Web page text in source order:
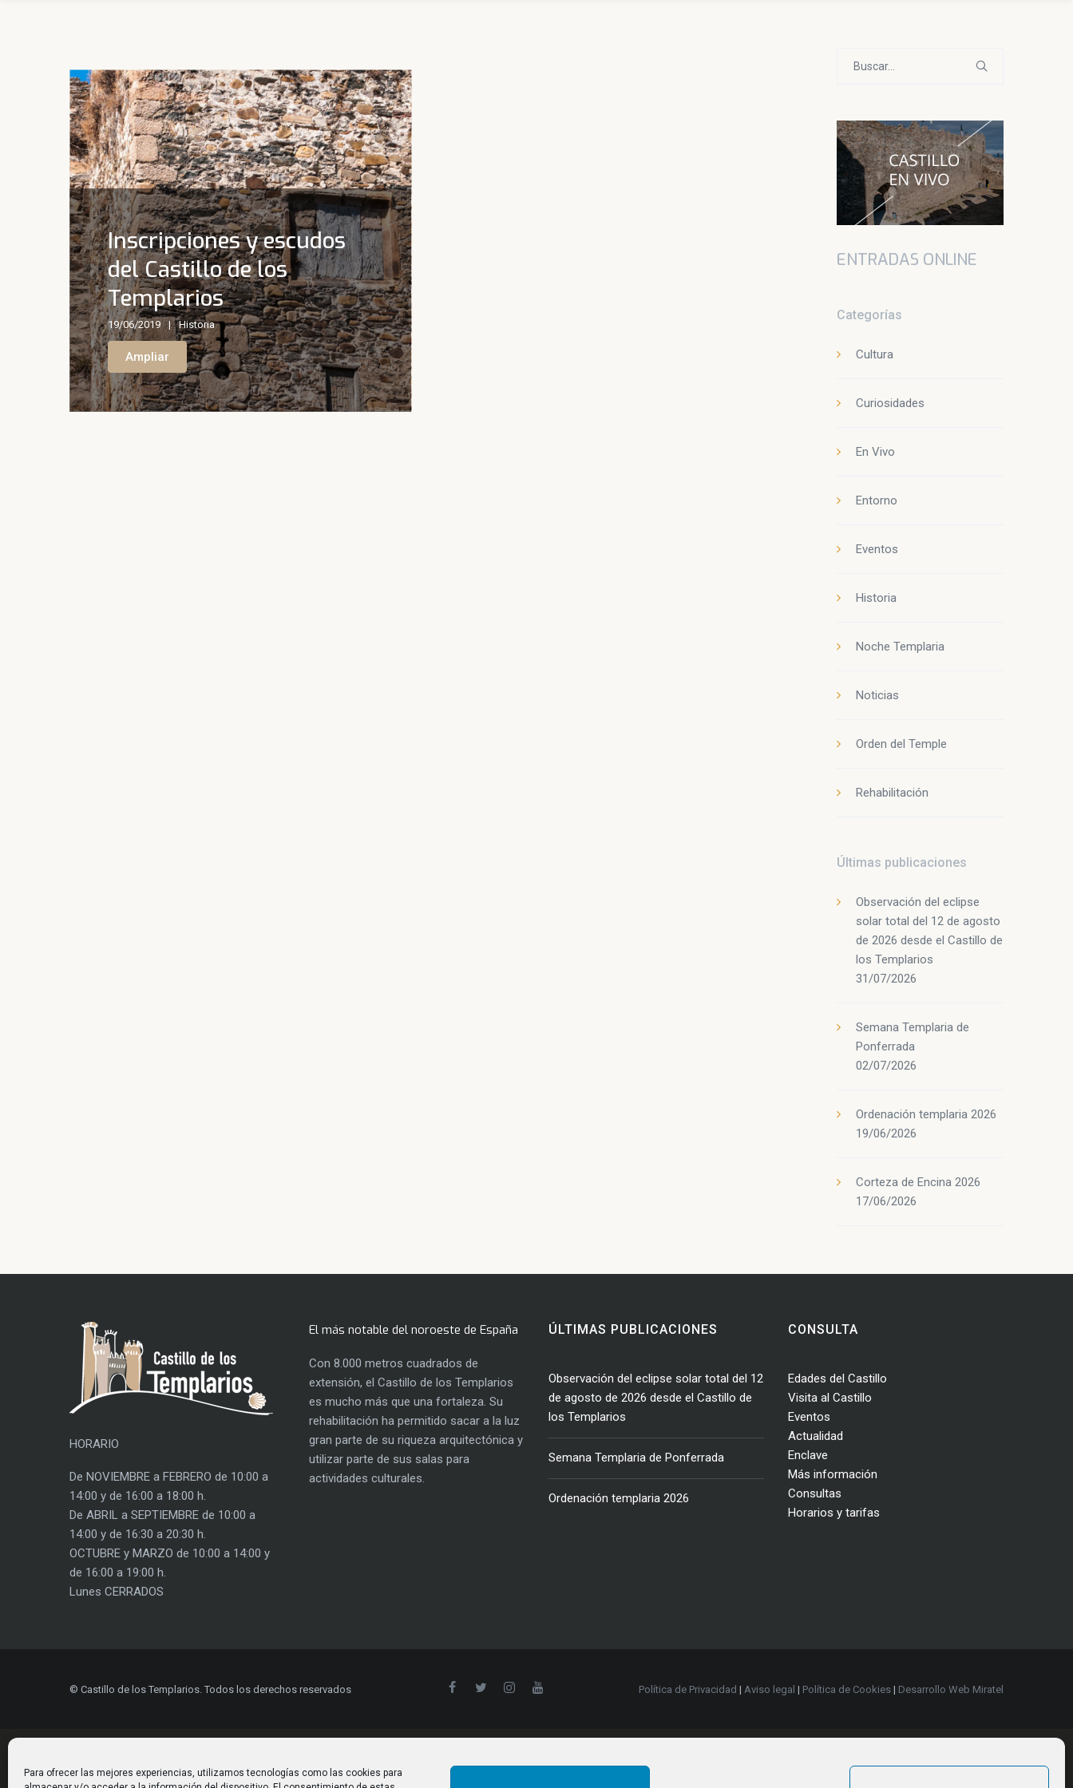
Para ofrecer las mejores experiencias, utilizamos tecnologías como las cookies para
Inscripciones y escudos
del Castillo de los
Templarios
19/06/2019 Historia
Ampliar
ENTRADAS ONLINE
Categorías
Cultura
Curiosidades
En Vivo
Entorno
Eventos
Historia
Noche Templaria
Noticias
Orden del Temple
Rehabilitación
Últimas publicaciones
Observación del eclipse
solar total del 12 de agosto
de 2026 desde el Castillo de
los Templarios
31/07/2026
Semana Templaria de
Ponferrada
02/07/2026
Ordenación templaria 2026
19/06/2026
Corteza de Encina 2026
17/06/2026
HORARIO
De NOVIEMBRE a FEBRERO de 10:00 a
14:00 y de 16:00 a 18:00 h.
De ABRIL a SEPTIEMBRE de 10:00 a
14:00 y de 16:30 a 20:30 h.
OCTUBRE y MARZO de 10:00 a 14:00 y
de 16:00 a 19:00 h.
Lunes CERRADOS
El más notable del noroeste de España
Con 8.000 metros cuadrados de
extensión, el Castillo de los Templarios
es mucho más que una fortaleza. Su
rehabilitación ha permitido sacar a la luz
gran parte de su riqueza arquitectónica y
utilizar parte de sus salas para
actividades culturales.
ÚLTIMAS PUBLICACIONES
Observación del eclipse solar total del 12
de agosto de 2026 desde el Castillo de
los Templarios
Semana Templaria de Ponferrada
Ordenación templaria 2026
CONSULTA
Edades del Castillo
Visita al Castillo
Eventos
Actualidad
Enclave
Más información
Consultas
Horarios y tarifas
© Castillo de los Templarios. Todos los derechos reservados Política de Privacidad | Aviso legal | Política de Cookies | Desarrollo Web Miratel